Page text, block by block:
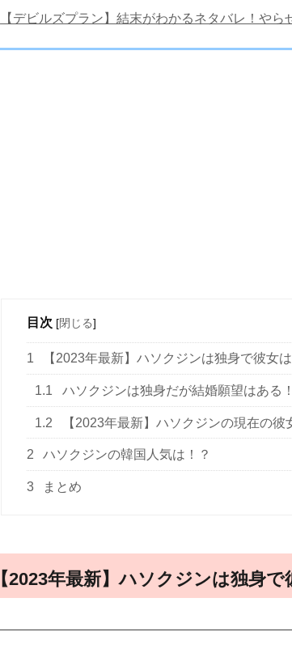
【デビルズプラン】結末がわかるネタバレ！やら
目次 [閉じる]
1 【2023年最新】ハソクジンは独身で彼女
1.1 ハソクジンは独身だが結婚願望はある！
1.2 【2023年最新】ハソクジンの現在の彼
2 ハソクジンの韓国人気は！？
3 まとめ
【2023年最新】ハソクジンは独身